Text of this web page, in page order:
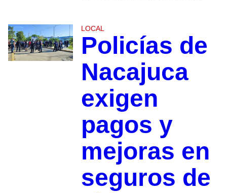
LOCAL
Policías de
Nacajuca
exigen
pagos y
mejoras en
seguros de